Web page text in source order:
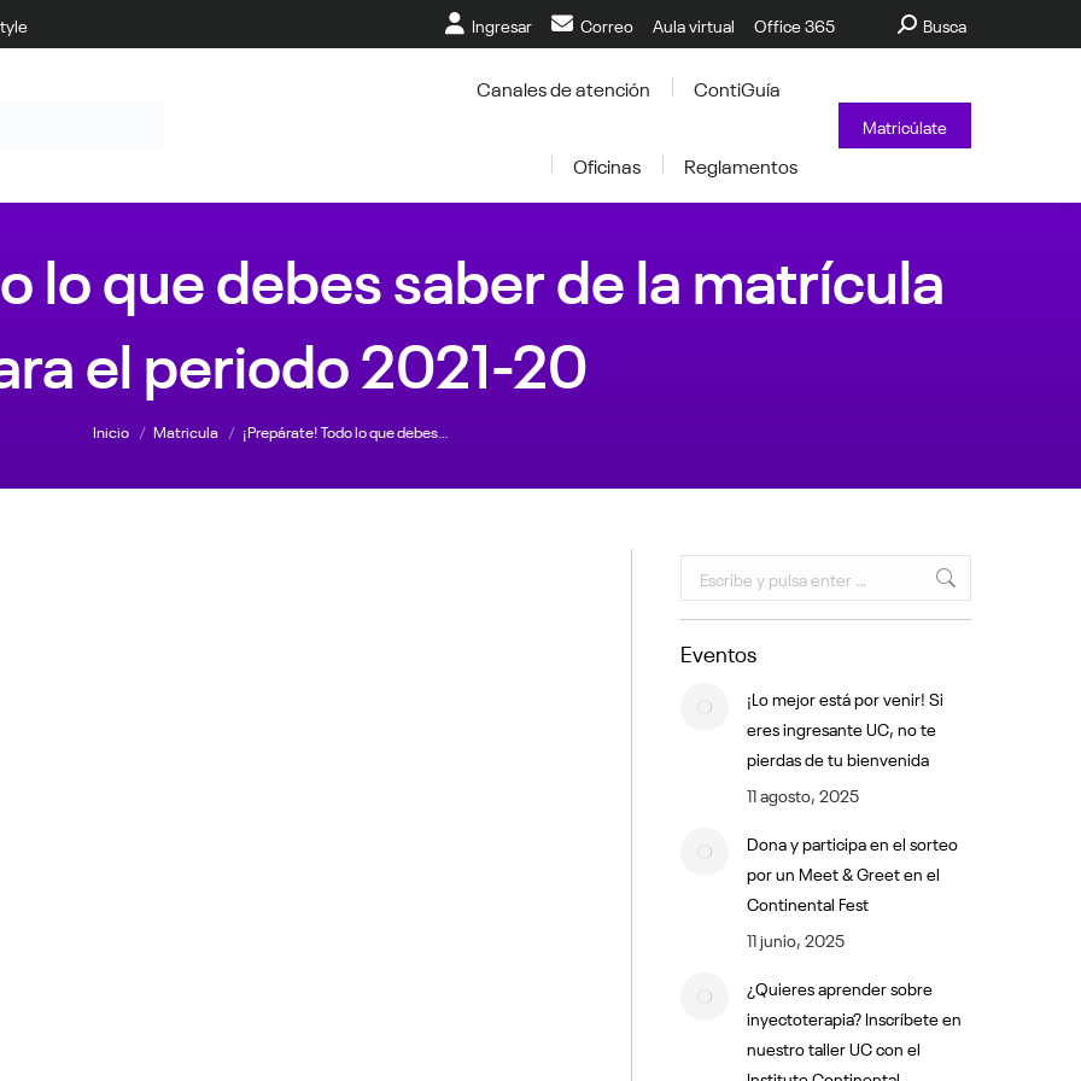
Ingresar Correo Aula virtual Office 365 Buscar:
Busca
Canales de atención ContiGuía
Oficinas Reglamentos
Matricúlate
lo que debes saber de la matrícula
el periodo 2021-20
Inicio Matricula ¡Prepárate! Todo lo que debes…
Buscar:
Eventos
¡Lo mejor está por venir! Si
eres ingresante UC, no te
pierdas de tu bienvenida
11 agosto, 2025
Dona y participa en el sorteo
por un Meet & Greet en el
Continental Fest
11 junio, 2025
¿Quieres aprender sobre
inyectoterapia? Inscríbete en
nuestro taller UC con el